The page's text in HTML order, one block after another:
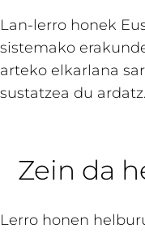
Lan-lerro honek
sistemako
arteko elkarlana
sustatzea du ardatz.
Zein da
Lerro honen